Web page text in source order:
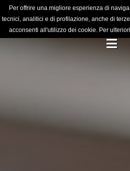
Per offrire una migliore esperienza di
tecnici, analitici e di profilazione, anche di
acconsenti all'utilizzo dei cookie. Per